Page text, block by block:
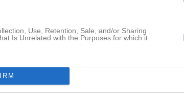
Use, Retention, Sale, and/or Sharing
Is Unrelated with the Purposes for which it